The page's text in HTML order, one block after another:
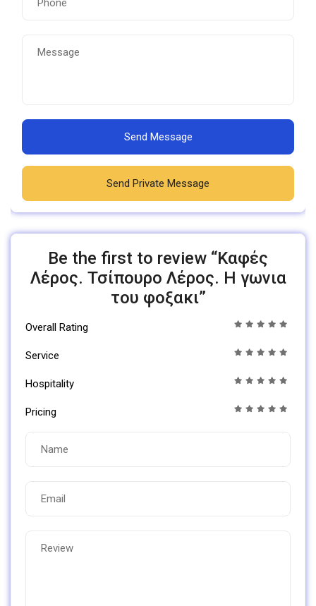
Send Message
Send Private Message
Be the first to review “Καφές
Λέρος. Τσίπουρο Λέρος. Η γωνια
του φοξακι”
Overall Rating
Service
Hospitality
Pricing